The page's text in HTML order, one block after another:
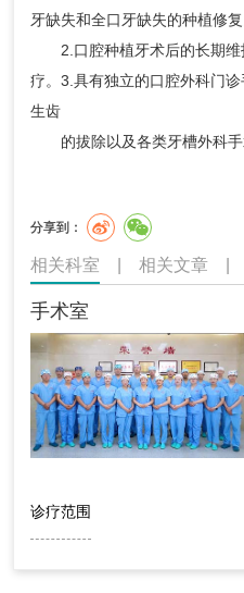
牙缺失和全口牙缺失的种植修复
2.口腔种植牙术后的长期维
疗。3.具有独立的口腔外科门
生齿
的拔除以及各类牙槽外科手
分享到：
相关科室 相关文章
手术室
诊疗范围